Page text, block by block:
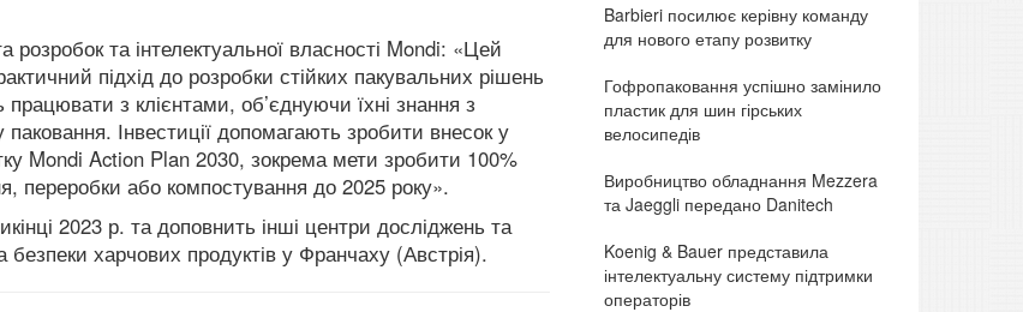
розробок та інтелектуальної власності Mondi: «Цей
підхід до розробки стійких пакувальних рішень
з клієнтами, об’єднуючи їхні знання з
Інвестиції допомагають зробити внесок у
Mondi Action Plan 2030, зокрема мети зробити 100%
переробки або компостування до 2025 року».
2023 р. та доповнить інші центри досліджень та
безпеки харчових продуктів у Франчаху (Австрія).
Barbieri посилює керівну команду
для нового етапу розвитку
Гофропаковання успішно замінило
пластик для шин гірських
велосипедів
Виробництво обладнання Mezzera
та Jaeggli передано Danitech
Koenig & Bauer представила
інтелектуальну систему підтримки
операторів